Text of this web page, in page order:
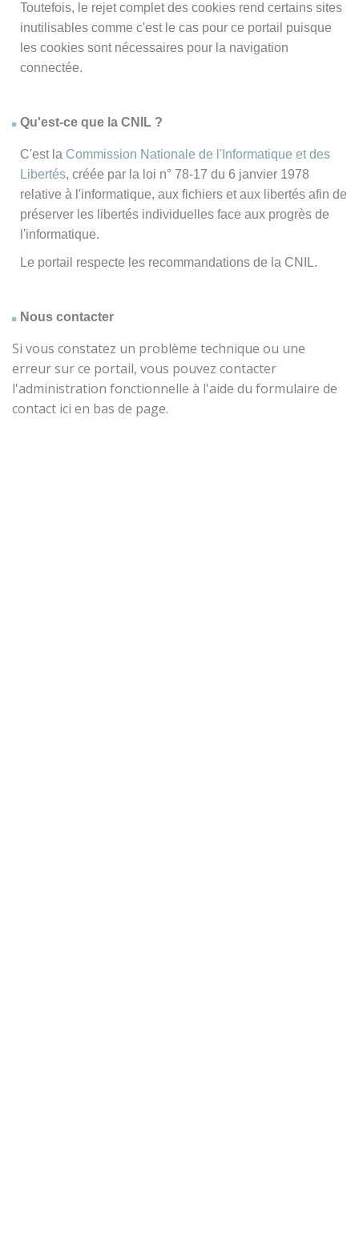
Toutefois, le rejet complet des cookies rend certains sites
inutilisables comme c'est le cas pour ce portail puisque
les cookies sont nécessaires pour la navigation
connectée.
Qu'est-ce que la CNIL ?
C'est la Commission Nationale de l'Informatique et des
Libertés, créée par la loi n° 78-17 du 6 janvier 1978
relative à l'informatique, aux fichiers et aux libertés afin de
préserver les libertés individuelles face aux progrès de
l'informatique.
Le portail respecte les recommandations de la CNIL.
Nous contacter
Si vous constatez un problème technique ou une
erreur sur ce portail, vous pouvez contacter
l'administration fonctionnelle à l'aide du formulaire de
contact ici en bas de page.